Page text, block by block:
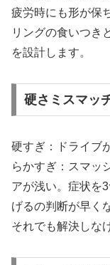
疲労時にも形が保
リングの食いつき
を設計します。
硬さミスマッ
硬すぎ：ドライブ
らかすぎ：スマッ
アが浅い。症状を
げるの判断が早く
それでも解決しな